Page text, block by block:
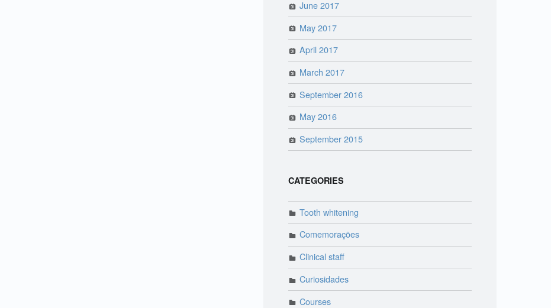
June 2017
May 2017
April 2017
March 2017
September 2016
May 2016
September 2015
CATEGORIES
Tooth whitening
Comemorações
Clinical staff
Curiosidades
Courses